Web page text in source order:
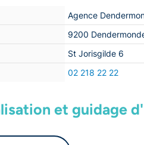
Agence
9200
St Jorisgilde 6
02 218 22 22
et guidage